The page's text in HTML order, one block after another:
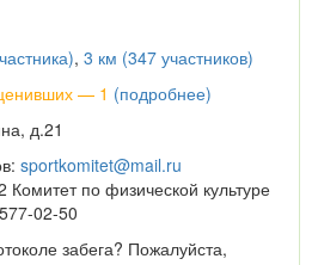
, 3 км (347 участников)
— 1 (подробнее)
д.21
sportkomitet@mail.ru
по физической культуре
02-50
забега? Пожалуйста,